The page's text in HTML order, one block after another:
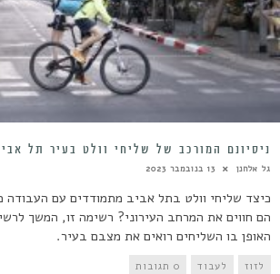
ניסיונם המורכב של שליחי וולט בעיר תל
גל אלחנן 13 בנובמבר 2023
כיצד שליחי וולט בתל אביב מתמודדים עם העבודה
הם חווים את המרחב העירוני? רשימה זו, המשך
האופן בו השליחים רואים את מצבם בעיר.
לזוז לעבוד 0 תגובות